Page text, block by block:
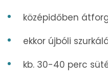
középidőben
ekkor újbóli
kb. 30-40 perc